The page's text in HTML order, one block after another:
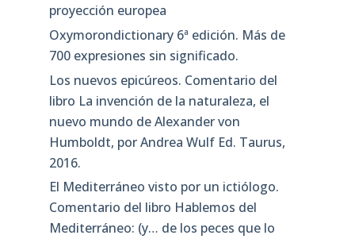
proyección europea
Oxymorondictionary 6ª edición. Más de
700 expresiones sin significado.
Los nuevos epicúreos. Comentario del
libro La invención de la naturaleza, el
nuevo mundo de Alexander von
Humboldt, por Andrea Wulf Ed. Taurus,
2016.
El Mediterráneo visto por un ictiólogo.
Comentario del libro Hablemos del
Mediterráneo: (y… de los peces que lo